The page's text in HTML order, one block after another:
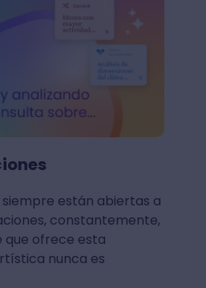
están abiertas a
constantemente,
que ofrece esta
nunca es